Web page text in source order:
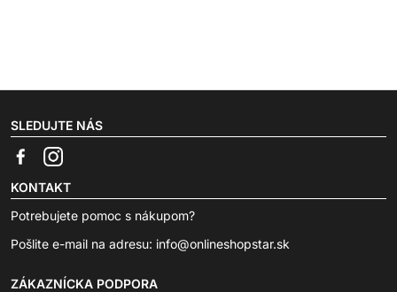
SLEDUJTE NÁS
KONTAKT
Potrebujete pomoc s nákupom?
Pošlite e-mail na adresu: info@onlineshopstar.sk
ZÁKAZNÍCKA PODPORA